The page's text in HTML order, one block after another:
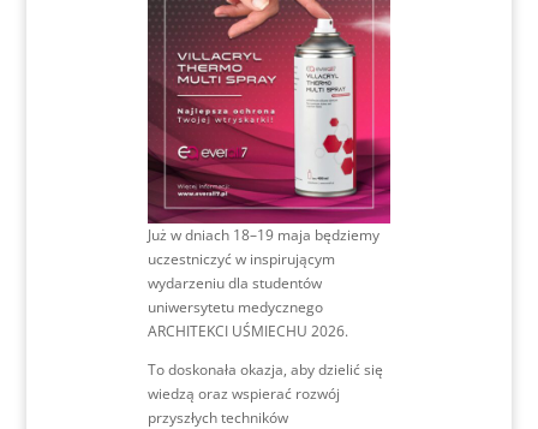
Już w dniach 18–19 maja będziemy
uczestniczyć w inspirującym
wydarzeniu dla studentów
uniwersytetu medycznego
ARCHITEKCI UŚMIECHU 2026.
To doskonała okazja, aby dzielić się
wiedzą oraz wspierać rozwój
przyszłych techników